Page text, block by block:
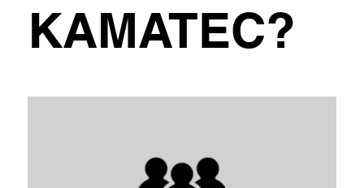
KAMATEC?